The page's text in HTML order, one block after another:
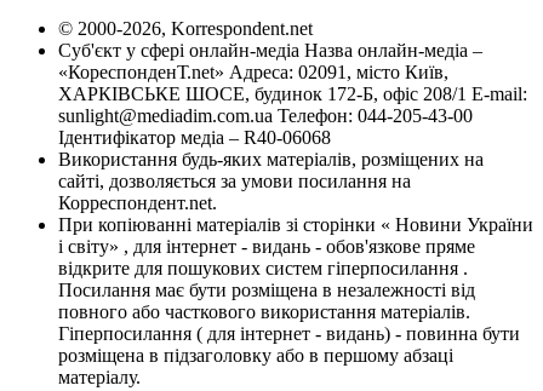
© 2000-2026, Korrespondent.net
Суб'єкт у сфері онлайн-медіа Назва онлайн-медіа –
«КореспонденТ.net» Адреса: 02091, місто Київ,
ХАРКІВСЬКЕ ШОСЕ, будинок 172-Б, офіс 208/1 E-mail:
sunlight@mediadim.com.ua Телефон: 044-205-43-00
Ідентифікатор медіа – R40-06068
Використання будь-яких матеріалів, розміщених на
сайті, дозволяється за умови посилання на
Корреспондент.net.
При копіюванні матеріалів зі сторінки « Новини України
і світу» , для інтернет - видань - обов'язкове пряме
відкрите для пошукових систем гіперпосилання .
Посилання має бути розміщена в незалежності від
повного або часткового використання матеріалів.
Гіперпосилання ( для інтернет - видань) - повинна бути
розміщена в підзаголовку або в першому абзаці
матеріалу.